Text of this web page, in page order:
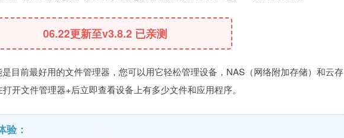
06.22更新至v3.8.2 已亲测
目前最好用的文件管理器，您可以用它轻松管理设备，NAS（网络附加存储）和云存
开文件管理器+后立即查看设备上有多少文件和应用程序。
验：